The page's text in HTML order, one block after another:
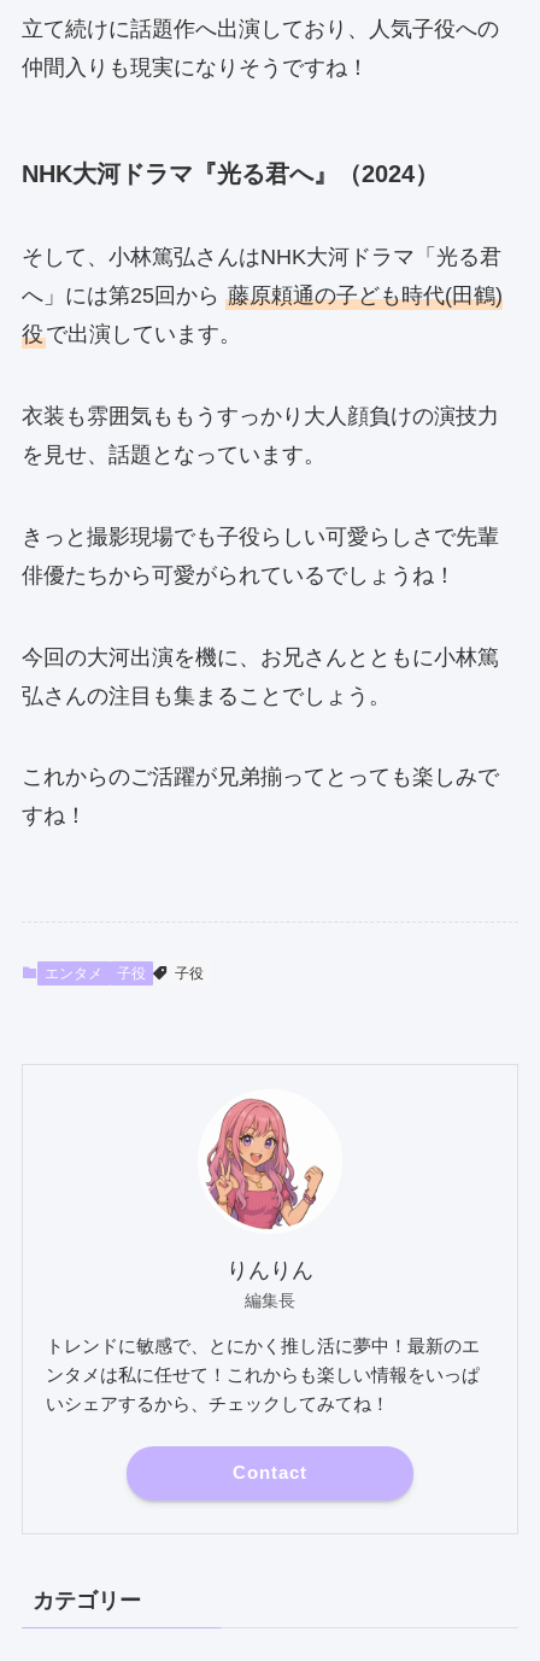
立て続けに話題作へ出演しており、人気子役への
仲間入りも現実になりそうですね！
NHK大河ドラマ『光る君へ』（2024）
そして、小林篤弘さんはNHK大河ドラマ「光る君
へ」には第25回から 藤原頼通の子ども時代(田鶴)
役で出演しています。
衣装も雰囲気ももうすっかり大人顔負けの演技力
を見せ、話題となっています。
きっと撮影現場でも子役らしい可愛らしさで先輩
俳優たちから可愛がられているでしょうね！
今回の大河出演を機に、お兄さんとともに小林篤
弘さんの注目も集まることでしょう。
これからのご活躍が兄弟揃ってとっても楽しみで
すね！
エンタメ 子役 子役
りんりん
編集長
トレンドに敏感で、とにかく推し活に夢中！最新のエ
ンタメは私に任せて！これからも楽しい情報をいっぱ
いシェアするから、チェックしてみてね！
Contact
カテゴリー